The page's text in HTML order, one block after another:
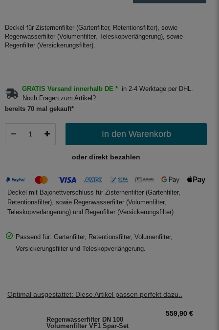
Deckel für Zisternenfilter (Gartenfilter, Retentionsfilter), sowie
Regenwasserfilter (Volumenfilter, Teleskopverlängerung), sowie
Regenfilter (Versickerungsfilter).
GRATIS Versand innerhalb DE *
in 2-4 Werktage per DHL.
Noch Fragen zum Artikel?
bereits 70 mal gekauft*
In den Warenkorb
oder direkt bezahlen
Deckel mit Bajonettverschluss für Zisternenfilter (Gartenfilter,
Retentionsfilter), sowie Regenwasserfilter (Volumenfilter,
Teleskopverlängerung) und Regenfilter (Versickerungsfilter).
Passend für: Gartenfilter, Retentionsfilter, Volumenfilter,
Versickerungsfilter und Teleskopverlängerung.
Optimal ausgestattet: Diese Artikel passen perfekt dazu..
Regenwasserfilter DN 100
Volumenfilter VF1 Spar-Set
559,90 €